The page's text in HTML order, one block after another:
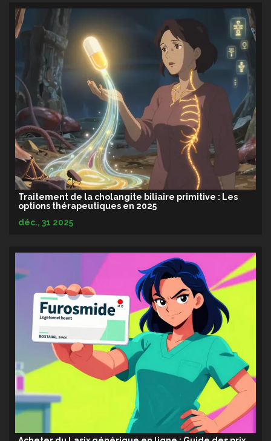
Traitement de la cholangite biliaire primitive : Les
options thérapeutiques en 2025
déc., 31 2025